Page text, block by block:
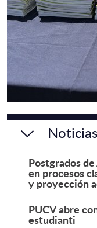
Postgrados
en procesos
y proyección
PUCV abre
estudianti